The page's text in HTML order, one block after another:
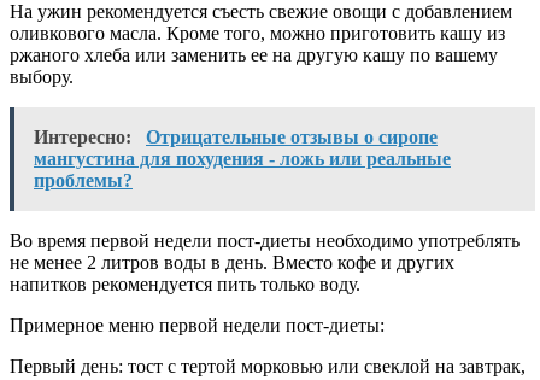
На ужин рекомендуется съесть свежие овощи с добавлением
оливкового масла. Кроме того, можно приготовить кашу из
ржаного хлеба или заменить ее на другую кашу по вашему
выбору.
Интересно:
Отрицательные отзывы о сиропе
мангустина для похудения - ложь или реальные
проблемы?
Во время первой недели пост-диеты необходимо употреблять
не менее 2 литров воды в день. Вместо кофе и других
напитков рекомендуется пить только воду.
Примерное меню первой недели пост-диеты:
Первый день: тост с тертой морковью или свеклой на завтрак,